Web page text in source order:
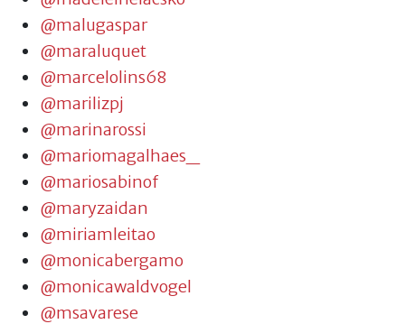
@malugaspar
@maraluquet
@marcelolins68
@marilizpj
@marinarossi
@mariomagalhaes_
@mariosabinof
@maryzaidan
@miriamleitao
@monicabergamo
@monicawaldvogel
@msavarese